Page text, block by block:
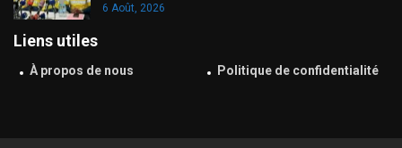
6 Août, 2026
Liens utiles
À propos de nous Politique de confidentialité